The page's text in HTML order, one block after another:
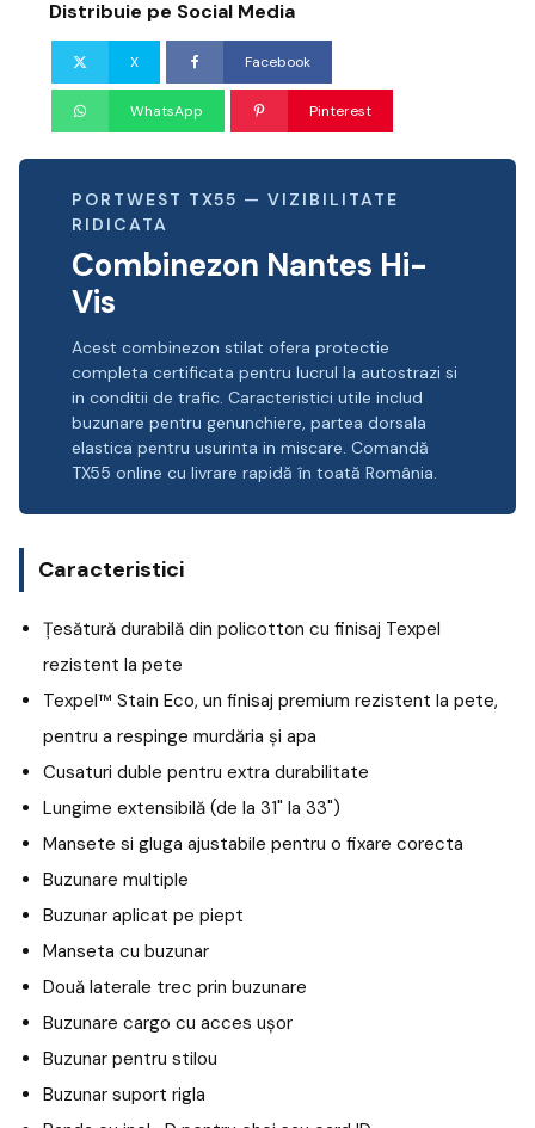
Distribuie pe Social Media
X Facebook
WhatsApp Pinterest
PORTWEST TX55 — VIZIBILITATE
RIDICATA
Combinezon Nantes Hi-
Vis
Acest combinezon stilat ofera protectie
completa certificata pentru lucrul la autostrazi si
in conditii de trafic. Caracteristici utile includ
buzunare pentru genunchiere, partea dorsala
elastica pentru usurinta in miscare. Comandă
TX55 online cu livrare rapidă în toată România.
Caracteristici
Țesătură durabilă din policotton cu finisaj Texpel
rezistent la pete
Texpel™ Stain Eco, un finisaj premium rezistent la pete,
pentru a respinge murdăria și apa
Cusaturi duble pentru extra durabilitate
Lungime extensibilă (de la 31" la 33")
Mansete si gluga ajustabile pentru o fixare corecta
Buzunare multiple
Buzunar aplicat pe piept
Manseta cu buzunar
Două laterale trec prin buzunare
Buzunare cargo cu acces ușor
Buzunar pentru stilou
Buzunar suport rigla